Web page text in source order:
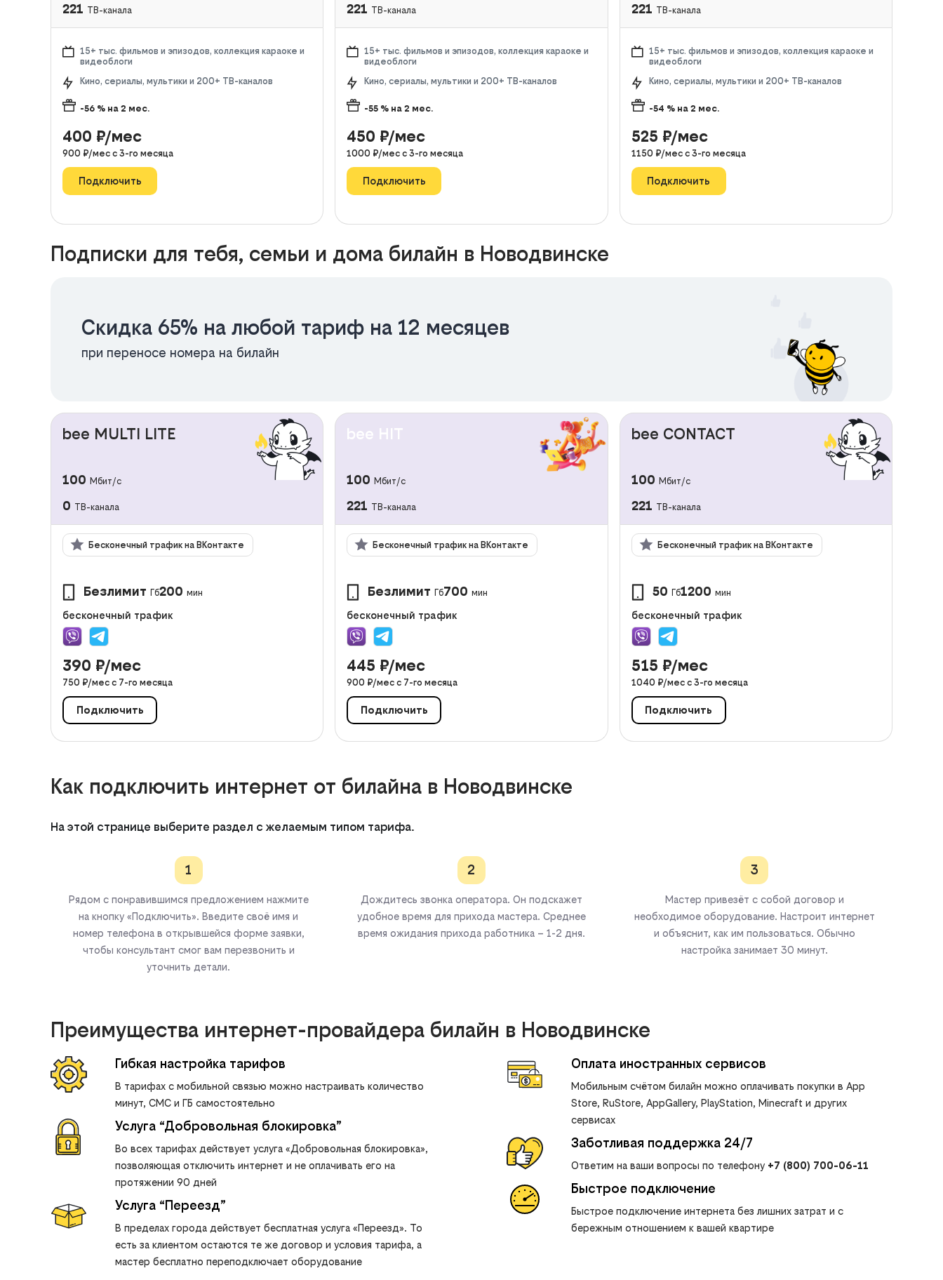
221 ТВ-канала
15+ тыс. фильмов и эпизодов, коллекция караоке и
видеоблоги
Кино, сериалы, мультики и 200+ ТВ-каналов
-56 % на 2 мес.
400 ₽/мес
900 ₽/мес с 3-го месяца
Подключить
221 ТВ-канала
15+ тыс. фильмов и эпизодов, коллекция караоке и
видеоблоги
Кино, сериалы, мультики и 200+ ТВ-каналов
-55 % на2 мес.
450 ₽/мес
1000 ₽/мес с3-го месяца
Подключить
221 ТВ-канала
15+ тыс. фильмов и эпизодов, коллекция караоке и
видеоблоги
Кино, сериалы, мультики и 200+ ТВ-каналов
-54 % на 2 мес.
525 ₽/мес
1150 ₽/мес с 3-го месяца
Подключить
Подписки для тебя, семьи и дома билайн в Новодвинске
Скидка 65% на любой тариф на 12 месяцев
при переносе номера на билайн
bee MULTI LITE
100 Мбит/с
0 ТВ-канала
Бесконечный трафик на ВКонтакте
Безлимит Гб200 мин
бесконечный трафик
390 ₽/мес
750 ₽/мес с 7-го месяца
Подключить
bee HIT
100 Мбит/с
221 ТВ-канала
Бесконечный трафик на ВКонтакте
Безлимит Гб700 мин
бесконечный трафик
445 ₽/мес
900 ₽/мес с 7-го месяца
Подключить
bee CONTACT
100 Мбит/с
221 ТВ-канала
Бесконечный трафик на ВКонтакте
50 Гб1200 мин
бесконечный трафик
515 ₽/мес
1040 ₽/мес с 3-го месяца
Подключить
Как подключить интернет от билайна в Новодвинске
На этой странице выберите раздел с желаемым типом тарифа.
1
Рядом с понравившимся предложением нажмите
на кнопку «Подключить». Введите своё имя и
номер телефона в открывшейся форме заявки,
чтобы консультант смог вам перезвонить и
уточнить детали.
2
Дождитесь звонка оператора. Он подскажет
удобное время для прихода мастера. Среднее
время ожидания прихода работника – 1-2 дня.
3
Мастер привезёт с собой договор и
необходимое оборудование. Настроит интернет
и объяснит, как им пользоваться. Обычно
настройка занимает 30 минут.
Преимущества интернет-провайдера билайн в Новодвинске
Гибкая настройка тарифов
В тарифах с мобильной связью можно настраивать количество
минут, СМС и ГБ самостоятельно
Услуга “Добровольная блокировка”
Во всех тарифах действует услуга «Добровольная блокировка»,
позволяющая отключить интернет и не оплачивать его на
протяжении 90 дней
Услуга “Переезд”
В пределах города действует бесплатная услуга «Переезд». То
есть за клиентом остаются те же договор и условия тарифа, а
мастер бесплатно переподключает оборудование
Оплата иностранных сервисов
Мобильным счётом билайн можно оплачивать покупки в App
Store, RuStore, AppGallery, PlayStation, Minecraft и других
сервисах
Заботливая поддержка 24/7
Ответим на ваши вопросы по телефону +7 (800) 700-06-11
Быстрое подключение
Быстрое подключение интернета без лишних затрат и с
бережным отношением к вашей квартире